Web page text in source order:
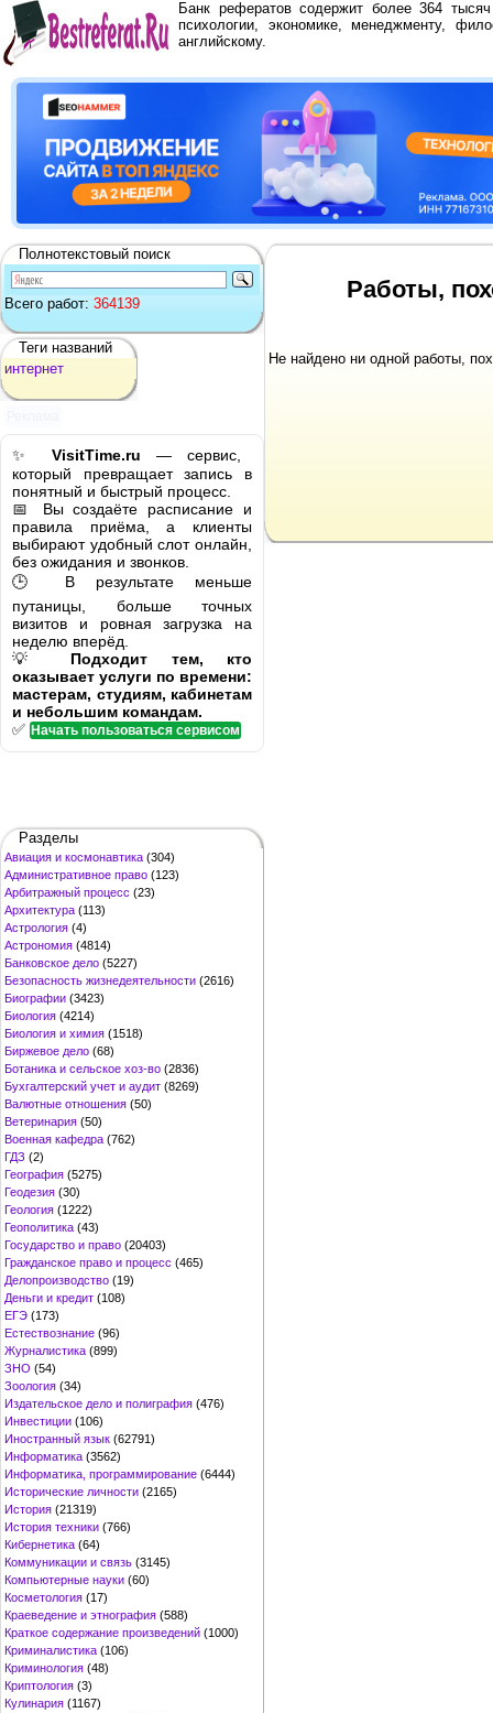
Банк рефератов содержит более 364
психологии, экономике, менеджменту,
английскому.
Полнотекстовый поиск
Всего работ: 364139
Теги названий
интернет
✨ VisitTime.ru — сервис,
который превращает запись в
понятный и быстрый процесс.
📅 Вы создаёте расписание и
правила приёма, а клиенты
выбирают удобный слот онлайн,
без ожидания и звонков.
🕒 В результате меньше
путаницы, больше точных
визитов и ровная загрузка на
неделю вперёд.
💡 Подходит тем, кто
оказывает услуги по времени:
мастерам, студиям, кабинетам
и небольшим командам.
✅ Начать пользоваться сервисом
Разделы
Авиация и космонавтика (304)
Административное право (123)
Арбитражный процесс (23)
Архитектура (113)
Астрология (4)
Астрономия (4814)
Банковское дело (5227)
Безопасность жизнедеятельности (2616)
Биографии (3423)
Биология (4214)
Биология и химия (1518)
Биржевое дело (68)
Ботаника и сельское хоз-во (2836)
Бухгалтерский учет и аудит (8269)
Валютные отношения (50)
Ветеринария (50)
Военная кафедра (762)
ГДЗ (2)
География (5275)
Геодезия (30)
Геология (1222)
Геополитика (43)
Государство и право (20403)
Гражданское право и процесс (465)
Делопроизводство (19)
Деньги и кредит (108)
ЕГЭ (173)
Естествознание (96)
Журналистика (899)
ЗНО (54)
Зоология (34)
Издательское дело и полиграфия (476)
Инвестиции (106)
Иностранный язык (62791)
Информатика (3562)
Информатика, программирование (6444)
Исторические личности (2165)
История (21319)
История техники (766)
Кибернетика (64)
Коммуникации и связь (3145)
Компьютерные науки (60)
Косметология (17)
Краеведение и этнография (588)
Краткое содержание произведений (1000)
Криминалистика (106)
Криминология (48)
Криптология (3)
Кулинария (1167)
Работы,
Не найдено ни одной работы,